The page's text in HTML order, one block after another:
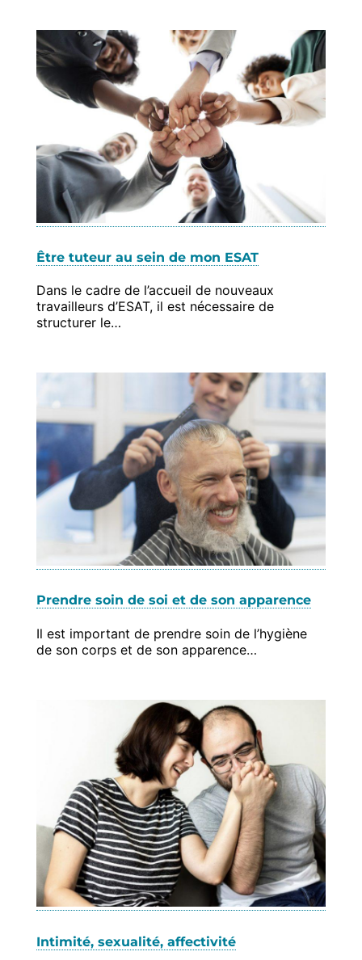
Être tuteur au sein de mon ESAT
Dans le cadre de l’accueil de nouveaux
travailleurs d’ESAT, il est nécessaire de
structurer le…
Prendre soin de soi et de son apparence
Il est important de prendre soin de l’hygiène
de son corps et de son apparence…
Intimité, sexualité, affectivité